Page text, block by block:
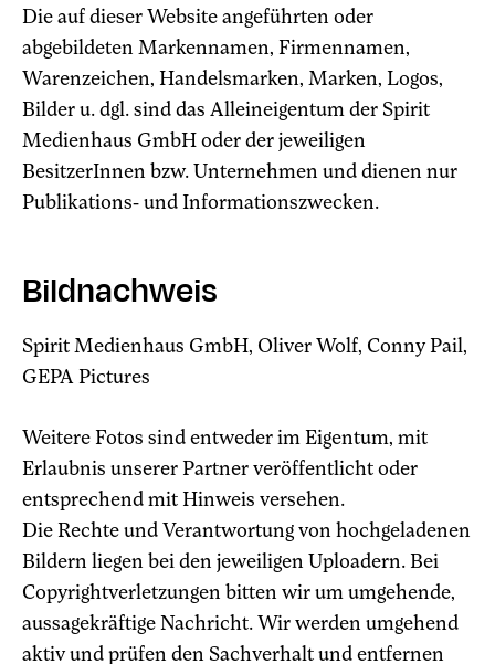
Die auf dieser Website angeführten oder
abgebildeten Markennamen, Firmennamen,
Warenzeichen, Handelsmarken, Marken, Logos,
Bilder u. dgl. sind das Alleineigentum der Spirit
Medienhaus GmbH oder der jeweiligen
BesitzerInnen bzw. Unternehmen und dienen nur
Publikations- und Informationszwecken.
Bildnachweis
Spirit Medienhaus GmbH, Oliver Wolf, Conny Pail,
GEPA Pictures
Weitere Fotos sind entweder im Eigentum, mit
Erlaubnis unserer Partner veröffentlicht oder
entsprechend mit Hinweis versehen.
Die Rechte und Verantwortung von hochgeladenen
Bildern liegen bei den jeweiligen Uploadern. Bei
Copyrightverletzungen bitten wir um umgehende,
aussagekräftige Nachricht. Wir werden umgehend
aktiv und prüfen den Sachverhalt und entfernen